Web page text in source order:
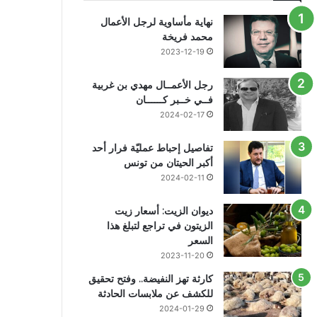
نهاية مأساوية لرجل الأعمال
محمد فريخة
2023-12-19
رجل الأعمــال مهدي بن غربية
فــي خــبر كــــــان
2024-02-17
تفاصيل إحباط عمليّة فرار أحد
أكبر الحيتان من تونس
2024-02-11
ديوان الزيت: أسعار زيت
الزيتون في تراجع لتبلغ هذا
السعر
2023-11-20
كارثة تهز النفيضة.. وفتح تحقيق
للكشف عن ملابسات الحادثة
2024-01-29